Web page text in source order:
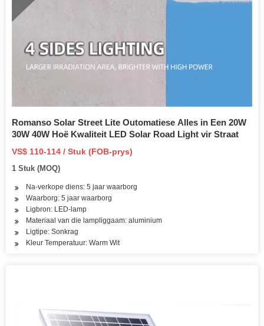
Romanso Solar Street Lite Outomatiese Alles in Een 20W
30W 40W Hoë Kwaliteit LED Solar Road Light vir Straat
VS$ 110-114 / Stuk (FOB-prys)
1 Stuk (MOQ)
Na-verkope diens: 5 jaar waarborg
Waarborg: 5 jaar waarborg
Ligbron: LED-lamp
Materiaal van die lampliggaam: aluminium
Ligtipe: Sonkrag
Kleur Temperatuur: Warm Wit